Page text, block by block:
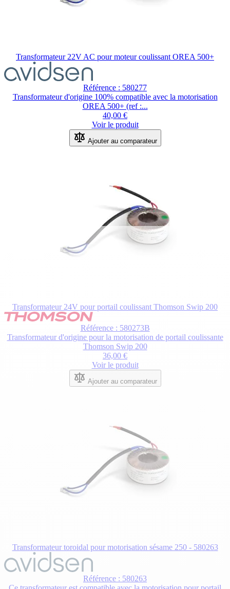
Transformateur 22V AC pour moteur coulissant OREA 500+
Référence : 580277
Transformateur d'origine 100% compatible avec la motorisation
OREA 500+ (ref :...
40,00 €
Voir le produit
Ajouter au comparateur
Transformateur 24V pour portail coulissant Thomson Swip 200
Référence : 580273B
Transformateur d'origine pour la motorisation de portail coulissante
Thomson Swip 200
36,00 €
Voir le produit
Ajouter au comparateur
Transformateur toroidal pour motorisation sésame 250 - 580263
Référence : 580263